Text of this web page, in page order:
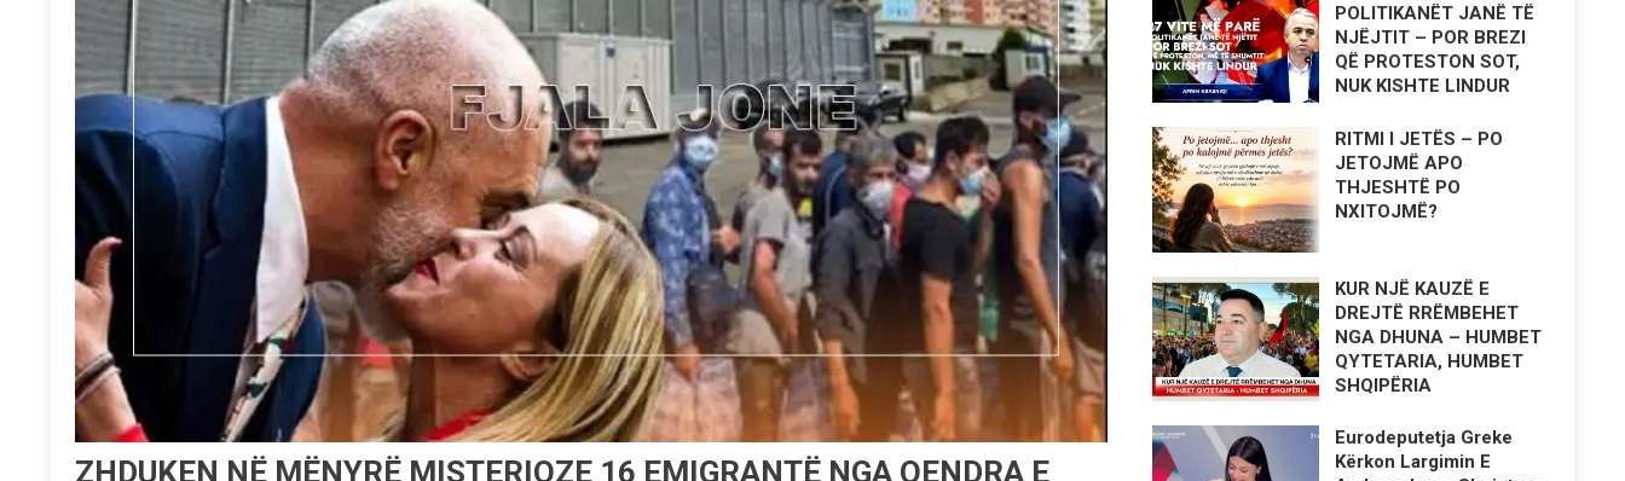
ZHDUKEN NË MËNYRË MISTERIOZE 16 EMIGRANTË NGA QENDRA E
POLITIKANËT JANË TË
NJËJTIT – POR BREZI
QË PROTESTON SOT,
NUK KISHTE LINDUR
RITMI I JETËS – PO
JETOJMË APO
THJESHTË PO
NXITOJMË?
KUR NJË KAUZË E
DREJTË RRËMBEHET
NGA DHUNA – HUMBET
QYTETARIA, HUMBET
SHQIPËRIA
Eurodeputetja Greke
Kërkon Largimin E